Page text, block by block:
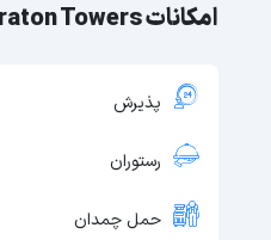
امکانات Hotel Sheraton Towers
پذیرش
رستوران
حمل چمدان